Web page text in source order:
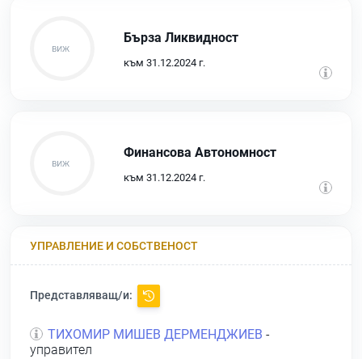
Бърза Ликвидност
към 31.12.2024 г.
Финансова Автономност
към 31.12.2024 г.
УПРАВЛЕНИЕ И СОБСТВЕНОСТ
Представляващ/и:
ТИХОМИР МИШЕВ ДЕРМЕНДЖИЕВ -
управител